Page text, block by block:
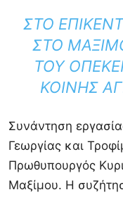
ΣΤΟ
ΣΤΟ
ΤΟΥ
ΚΟΙΝΉΣ
Συνάντηση
Γεωργίας και
Πρωθυπουργός
Μαξίμου. Η